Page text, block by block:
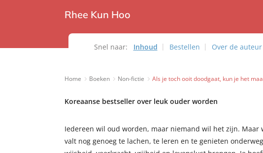
Rhee Kun Hoo
Snel naar: Inhoud Bestellen Over de auteur
Home Boeken Non-fictie Als je toch ooit doodgaat, kun je het
Koreaanse bestseller over leuk ouder worden
Iedereen wil oud worden, maar niemand wil het zijn. Maar
valt nog genoeg te lachen, te leren en te genieten